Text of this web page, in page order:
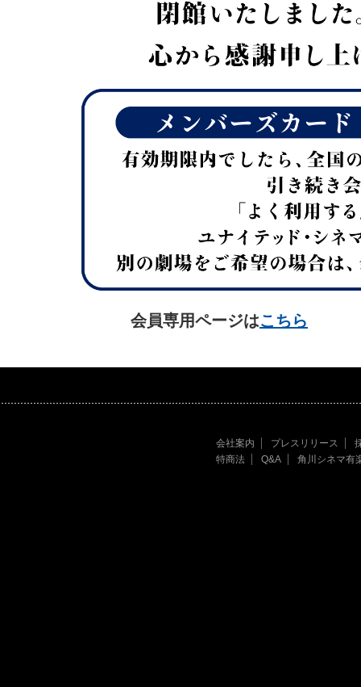
会員専用ページはこちら
会社案内 プレスリリース
特商法
Q&A 角川シネマ有